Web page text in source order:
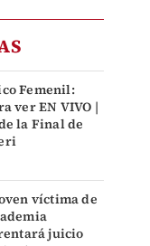
Femenil:
ver EN VIVO |
la Final de
víctima de
juicio